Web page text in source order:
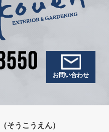
お問い合わせ
（そうこうえん）